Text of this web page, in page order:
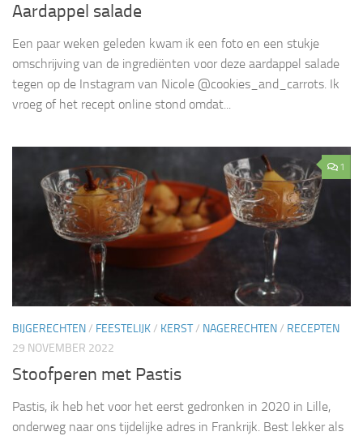
Aardappel salade
Een paar weken geleden kwam ik een foto en een stukje
omschrijving van de ingrediënten voor deze aardappel salade
tegen op de Instagram van Nicole @cookies_and_carrots. Ik
vroeg of het recept online stond omdat...
1
BIJGERECHTEN/ FEESTELIJK/ KERST/ NAGERECHTEN/ RECEPTEN
29 NOVEMBER 2022
Stoofperen met Pastis
Pastis, ik heb het voor het eerst gedronken in 2020 in Lille,
onderweg naar ons tijdelijke adres in Frankrijk. Best lekker als